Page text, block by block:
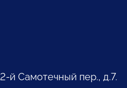
й Самотечный пер., д.7.